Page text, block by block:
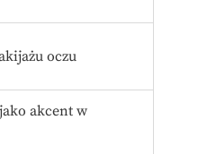
oczu
akcent w